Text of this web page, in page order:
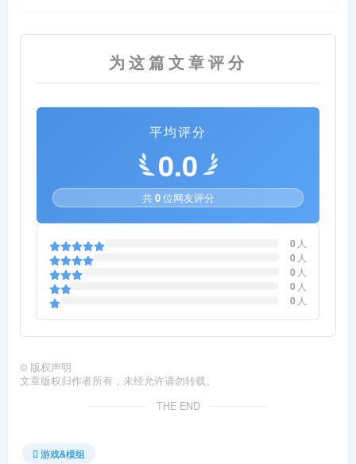
为这篇文章评分
平均评分
0.0
共0位网友评分
0 人
0 人
0 人
0 人
0 人
© 版权声明
文章版权归作者所有，未经允许请勿转载。
THE END
游戏&模组